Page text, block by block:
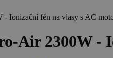
Ionizační fén na vlasy s AC
Air 2300W -